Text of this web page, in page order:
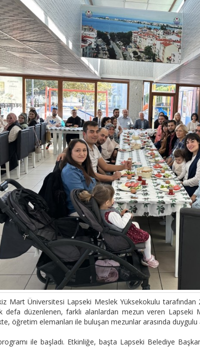
Mart Üniversitesi Lapseki Meslek Yüksekokulu
defa düzenlenen, farklı alanlardan mezun veren Lapseki
öğretim elemanları ile buluşan mezunlar arasında duygulu
ile başladı. Etkinliğe, başta Lapseki Belediye